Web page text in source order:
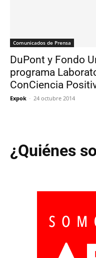
Comunicados de Prensa
DuPont y Fondo
programa
ConCiencia
Expok - 24 octubre 2014
¿Quiénes